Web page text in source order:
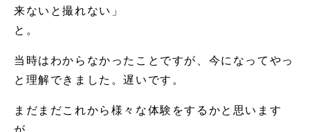
来ないと撮れない」
と。
当時はわからなかったことですが、今になってやっ
と理解できました。遅いです。
まだまだこれから様々な体験をするかと思います